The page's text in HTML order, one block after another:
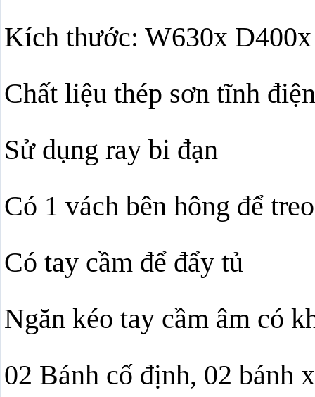
Kích thước: W630x
Chất liệu thép sơn tĩnh
Sử dụng ray bi đạn
Có 1 vách bên hông để
Có tay cầm để đẩy tủ
Ngăn kéo tay cầm âm có
02 Bánh cố định, 02 bánh